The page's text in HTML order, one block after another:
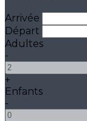
Arrivée
Départ
Adultes
-
+
Enfants
-